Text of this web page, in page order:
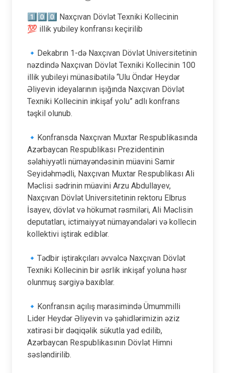
1⃣0⃣0⃣ Naxçıvan Dövlət Texniki Kollecinin
💯 illik yubiley konfransı keçirilib
🔹Dekabrın 1-də Naxçıvan Dövlət Universitetinin
nəzdində Naxçıvan Dövlət Texniki Kollecinin 100
illik yubileyi münasibətilə “Ulu Öndər Heydər
Əliyevin ideyalarının işığında Naxçıvan Dövlət
Texniki Kollecinin inkişaf yolu” adlı konfrans
təşkil olunub.
🔹Konfransda Naxçıvan Muxtar Respublikasında
Azərbaycan Respublikası Prezidentinin
səlahiyyətli nümayəndəsinin müavini Samir
Seyidəhmədli, Naxçıvan Muxtar Respublikası Ali
Məclisi sədrinin müavini Arzu Abdullayev,
Naxçıvan Dövlət Universitetinin rektoru Elbrus
İsayev, dövlət və hökumət rəsmiləri, Ali Məclisin
deputatları, ictimaiyyət nümayəndələri və kollecin
kollektivi iştirak ediblər.
🔹Tədbir iştirakçıları əvvəlcə Naxçıvan Dövlət
Texniki Kollecinin bir əsrlik inkişaf yoluna həsr
olunmuş sərgiyə baxıblar.
🔹Konfransın açılış mərasimində Ümummilli
Lider Heydər Əliyevin və şəhidlərimizin əziz
xatirəsi bir dəqiqəlik sükutla yad edilib,
Azərbaycan Respublikasının Dövlət Himni
səsləndirilib.